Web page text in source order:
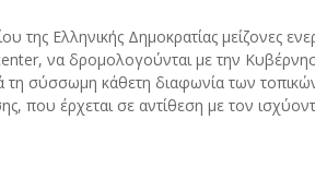
της Ελληνικής Δημοκρατίας μείζονες
να δρομολογούνται με την
τη σύσσωμη κάθετη διαφωνία των
που έρχεται σε αντίθεση με τον